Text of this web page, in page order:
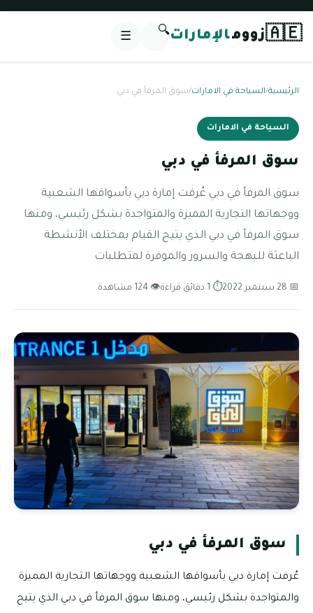
🇦🇪زوومالإمارات🔍
☰
الرئيسية/السياحة في الامارات/سوق المرفأ في دبي
السياحة في الامارات
سوق المرفأ في دبي
سوق المرفأ في دبي عُرفت إمارة دبي بأسواقها الشعبية
ووجهاتها التجارية المميزة والمتواجدة بشكل رئيسي، ومنها
سوق المرفأ في دبي الذي يتيح القيام بمختلف الأنشطة
الباعثة للبهجة والسرور والموفرة لمتطلبات
📅 28 سبتمبر 2022 ⏱ 1 دقائق قراءة 👁 124 مشاهدة
سوق المرفأ في دبي
عُرفت إمارة دبي بأسواقها الشعبية ووجهاتها التجارية المميزة
والمتواجدة بشكل رئيسي، ومنها سوق المرفأ في دبي الذي يتيح